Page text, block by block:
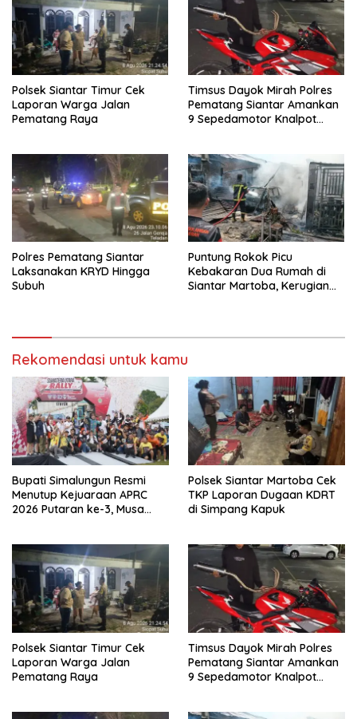
Polsek Siantar Timur Cek
Laporan Warga Jalan
Pematang Raya
Timsus Dayok Mirah Polres
Pematang Siantar Amankan
9 Sepedamotor Knalpot
Polres Pematang Siantar
Laksanakan KRYD Hingga
Subuh
Puntung Rokok Picu
Kebakaran Dua Rumah di
Siantar Martoba, Kerugian
Rekomendasi untuk kamu
Bupati Simalungun Resmi
Menutup Kejuaraan APRC
2026 Putaran ke-3, Musa
Polsek Siantar Martoba Cek
TKP Laporan Dugaan KDRT
di Simpang Kapuk
Polsek Siantar Timur Cek
Laporan Warga Jalan
Pematang Raya
Timsus Dayok Mirah Polres
Pematang Siantar Amankan
9 Sepedamotor Knalpot